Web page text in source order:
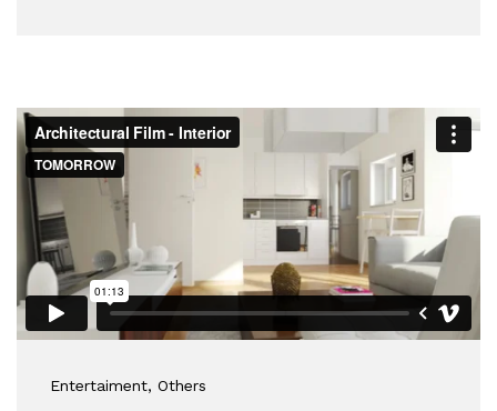
Entertaiment, Others